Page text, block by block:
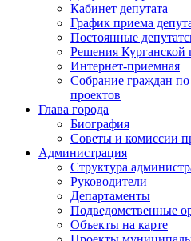
Кабинет депутата
График приема
Постоянные
Решения Курганской
Интернет-приемная
Собрание граждан
проектов
Глава города
Биография
Советы и комиссии
Администрация
Структура
Руководители
Департаменты
Подведомственные
Объекты на карте